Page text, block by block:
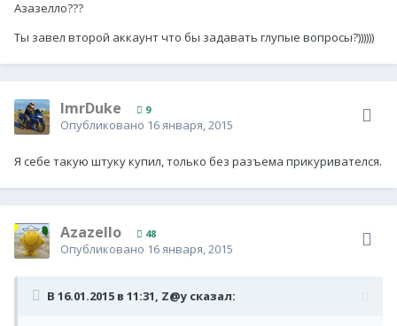
Азазелло???
Ты завел второй аккаунт что бы задавать глупые вопросы?))))))
ImrDuke 9
Опубликовано 16 января, 2015
Я себе такую штуку купил, только без разъема прикуривателся.
Azazello 48
Опубликовано 16 января, 2015
В 16.01.2015 в 11:31, Z@y сказал: